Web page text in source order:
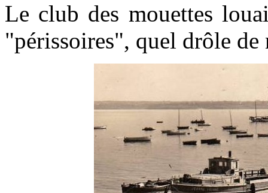
Le club des mouettes
"périssoires", quel drôle